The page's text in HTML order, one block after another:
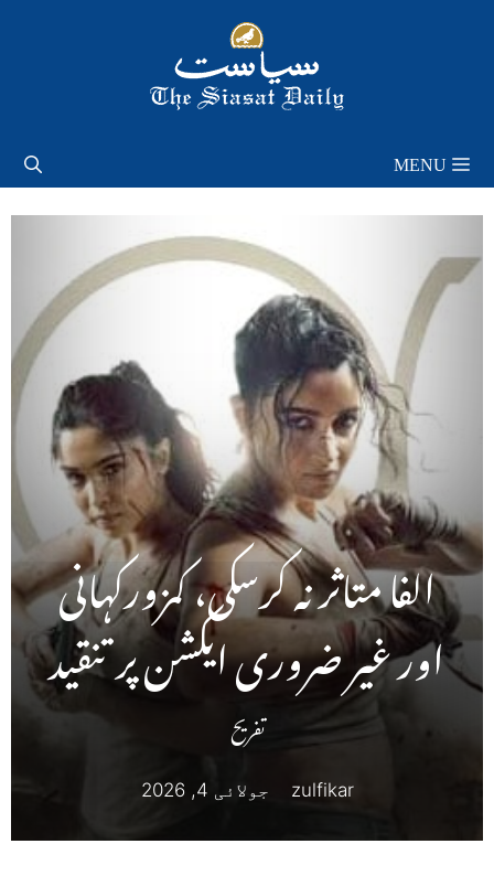
MENU
الفا متاثر نہ کرسکی، کمزورکہانی
اور غیر ضروری ایکشن پر تنقید
تفریح
zulfikar جولائی 4, 2026